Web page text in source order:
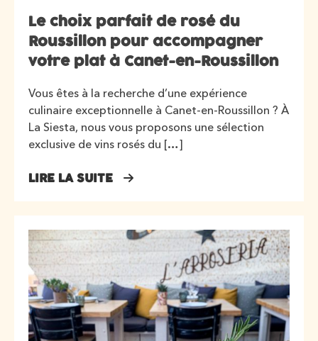
Le choix parfait de rosé du
Roussillon pour accompagner
votre plat à Canet-en-Roussillon
Vous êtes à la recherche d’une expérience
culinaire exceptionnelle à Canet-en-Roussillon ? À
La Siesta, nous vous proposons une sélection
exclusive de vins rosés du […]
LIRE LA SUITE